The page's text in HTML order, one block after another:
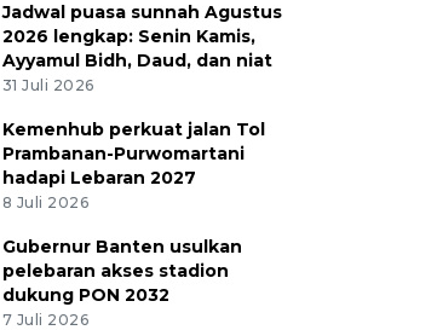
Jadwal puasa sunnah Agustus
2026 lengkap: Senin Kamis,
Ayyamul Bidh, Daud, dan niat
31 Juli 2026
Kemenhub perkuat jalan Tol
Prambanan-Purwomartani
hadapi Lebaran 2027
8 Juli 2026
Gubernur Banten usulkan
pelebaran akses stadion
dukung PON 2032
7 Juli 2026